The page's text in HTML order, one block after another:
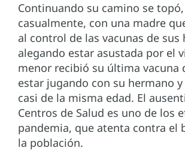
Continuando su camino se topó,
casualmente, con una madre
al control de las vacunas de sus
alegando estar asustada por el
menor recibió su última vacuna
estar jugando con su hermano
casi de la misma edad. El
Centros de Salud es uno de los
pandemia, que atenta contra el
la población.